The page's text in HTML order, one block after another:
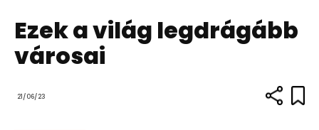
Ezek a világ legdrágább
városai
21/06/23